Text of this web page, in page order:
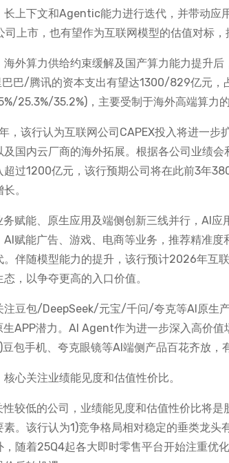
长上下文和Agentic能力进行迭代，并带动应
司上市，也有望作为互联网模型的估值对标，
海外算力供给约束缓解及国产算力能力提升
巴/腾讯的资本支出有望达1300/829亿元
25.3%/35.2%)，主要受制于海外高端算力
，该行认为互联网公司CAPEX投入将进一步
及国内云厂商的海外拓展。根据各公司业绩
超过1200亿元，该行预期公司将在此前3年
。
务赋能、原生应用及端侧创新三线并行，AI
AI赋能广告、游戏、电商等业务，推荐精准
。伴随模型能力的提升，该行预计2026年互
，以争夺更高的入口价值。
注豆包/DeepSeek/元宝/千问/夸克等AI原生
生APP潜力。AI Agent作为进一步深入高价
包手机、夸克眼镜等AI端侧产品百花齐放，
心关注业绩能见度和估值性价比。
性较低的公司，业绩能见度和估值性价比将
素。该行认为1)竞争格局相对稳定的垂类龙
，随着25Q4起各大即时零售平台开始注重优